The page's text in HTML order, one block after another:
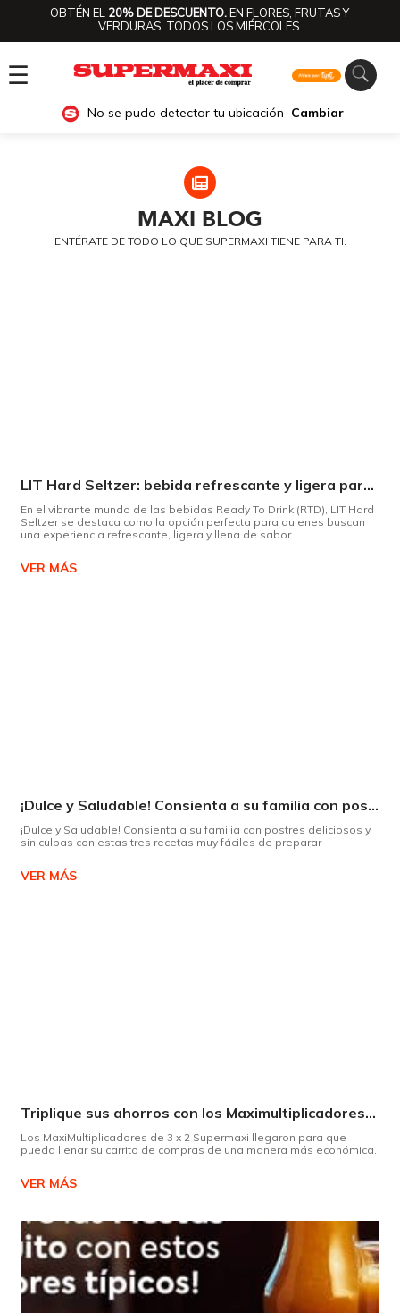
OBTÉN EL 20% DE DESCUENTO.EN FLORES, FRUTAS Y
VERDURAS, TODOS LOS MIÉRCOLES.
☰
No se pudo detectar tu ubicación Cambiar
MAXI BLOG
ENTÉRATE DE TODO LO QUE SUPERMAXI TIENE PARA TI.
LIT Hard Seltzer: bebida refrescante y ligera para disfrutar de este verano
En el vibrante mundo de las bebidas Ready To Drink (RTD), LIT Hard
Seltzer se destaca como la opción perfecta para quienes buscan
una experiencia refrescante, ligera y llena de sabor.
VER MÁS
¡Dulce y Saludable! Consienta a su familia con postres deliciosos y sin culpas
¡Dulce y Saludable! Consienta a su familia con postres deliciosos y
sin culpas con estas tres recetas muy fáciles de preparar
VER MÁS
Triplique sus ahorros con los Maximultiplicadores de Supermaxi
Los MaxiMultiplicadores de 3 x 2 Supermaxi llegaron para que
pueda llenar su carrito de compras de una manera más económica.
VER MÁS